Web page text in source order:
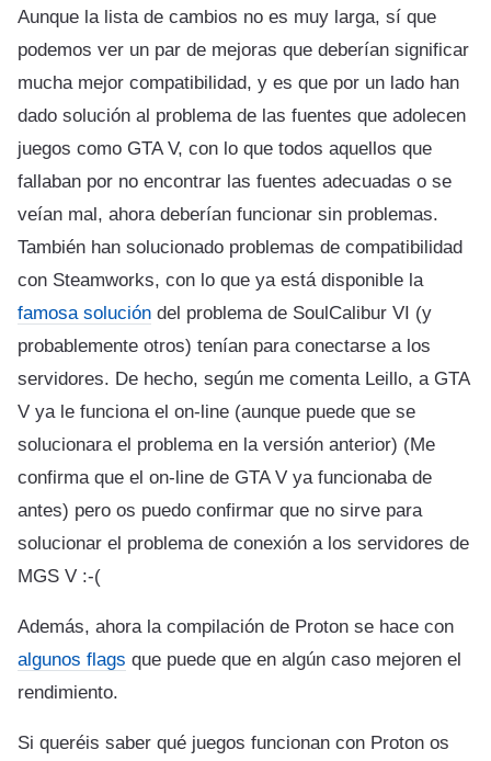
Aunque la lista de cambios no es muy larga, sí que
podemos ver un par de mejoras que deberían significar
mucha mejor compatibilidad, y es que por un lado han
dado solución al problema de las fuentes que adolecen
juegos como GTA V, con lo que todos aquellos que
fallaban por no encontrar las fuentes adecuadas o se
veían mal, ahora deberían funcionar sin problemas.
También han solucionado problemas de compatibilidad
con Steamworks, con lo que ya está disponible la
famosa solución del problema de SoulCalibur VI (y
probablemente otros) tenían para conectarse a los
servidores. De hecho, según me comenta Leillo, a GTA
V ya le funciona el on-line (aunque puede que se
solucionara el problema en la versión anterior) (Me
confirma que el on-line de GTA V ya funcionaba de
antes) pero os puedo confirmar que no sirve para
solucionar el problema de conexión a los servidores de
MGS V :-(
Además, ahora la compilación de Proton se hace con
algunos flags que puede que en algún caso mejoren el
rendimiento.
Si queréis saber qué juegos funcionan con Proton os